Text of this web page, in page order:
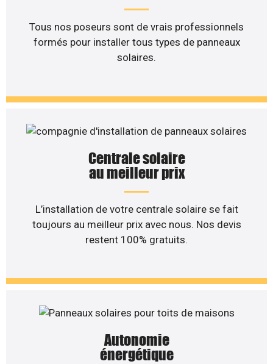
Tous nos poseurs sont de vrais professionnels
formés pour installer tous types de panneaux
solaires.
Centrale solaire
au meilleur prix
L’installation de votre centrale solaire se fait
toujours au meilleur prix avec nous. Nos devis
restent 100% gratuits.
Autonomie
énergétique